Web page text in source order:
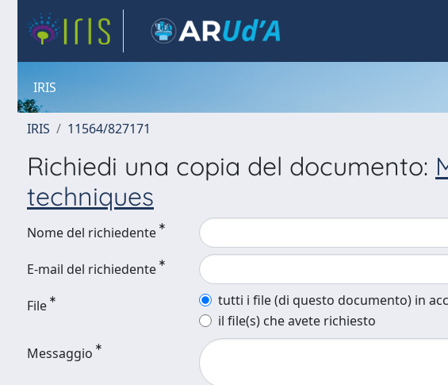
IRIS
IRIS 11564/827171
Richiedi una copia del documento:
techniques
Nome del richiedente
E-mail del richiedente
File
tutti i file (di questo documento) in
il file(s) che avete richiesto
Messaggio